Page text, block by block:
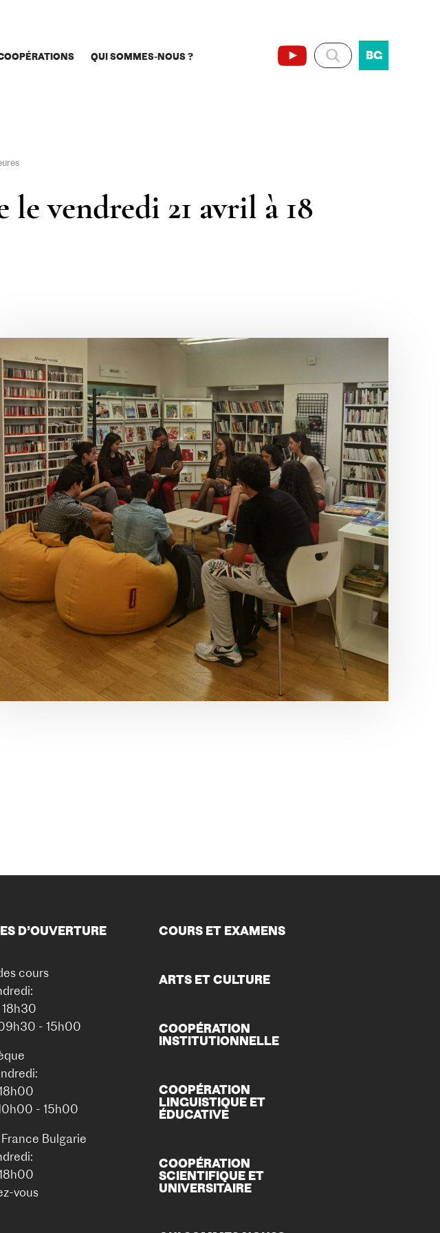
QUI SOMMES-NOUS ? BG
vendredi 21 avril à 18
D’OUVERTURE
cours
- 15h00
- 15h00
Bulgarie
vous
COURS ET EXAMENS
ARTS ET CULTURE
COOPÉRATION
INSTITUTIONNELLE
COOPÉRATION
LINGUISTIQUE ET
ÉDUCATIVE
COOPÉRATION
SCIENTIFIQUE ET
UNIVERSITAIRE